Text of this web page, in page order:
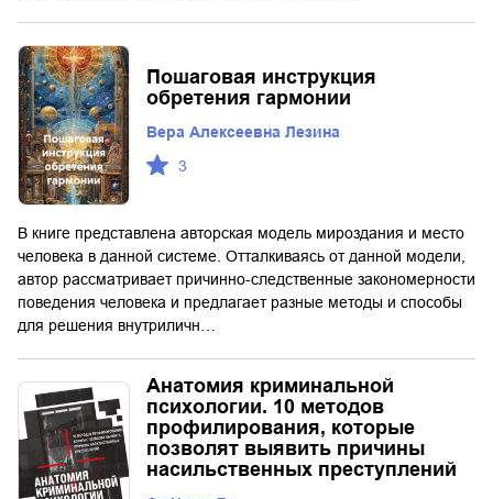
Пошаговая инструкция
обретения гармонии
Вера Алексеевна Лезина
3
В книге представлена авторская модель мироздания и место
человека в данной системе. Отталкиваясь от данной модели,
автор рассматривает причинно-следственные закономерности
поведения человека и предлагает разные методы и способы
для решения внутриличн…
Анатомия криминальной
психологии. 10 методов
профилирования, которые
позволят выявить причины
насильственных преступлений